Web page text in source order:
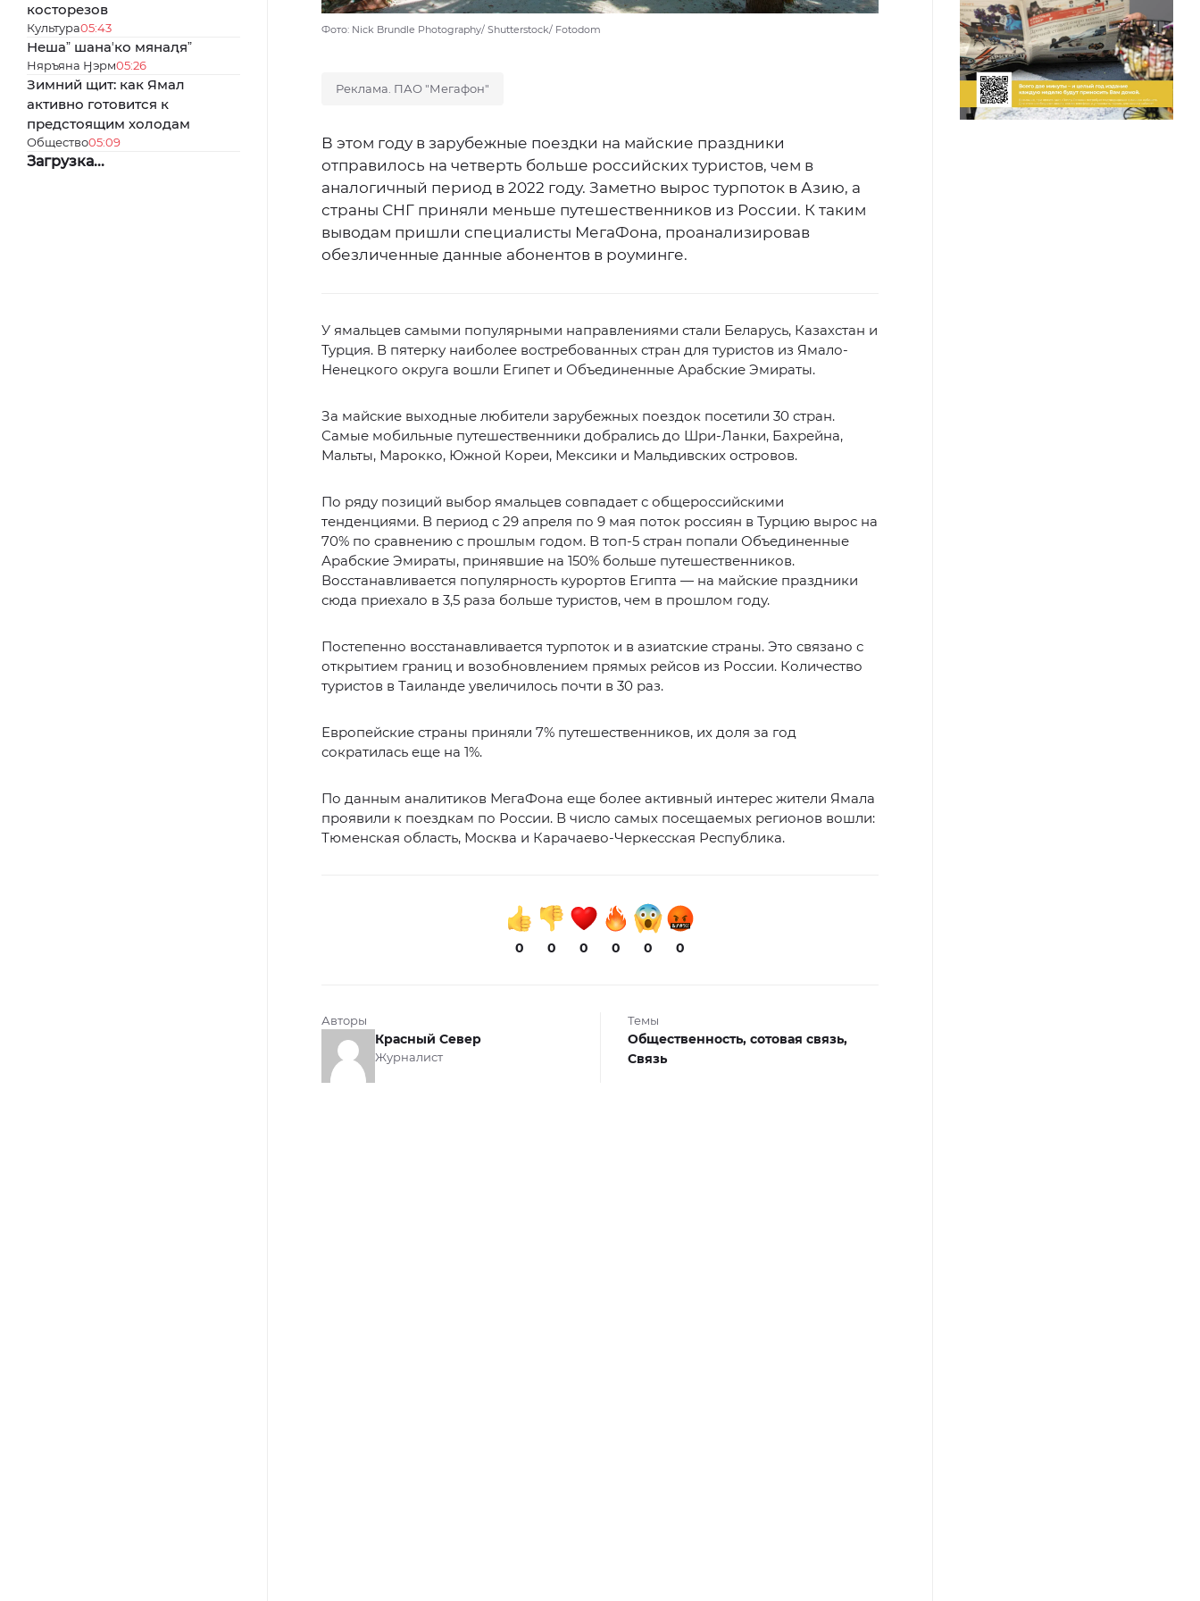
косторезов
Культура05:43
Нешаˮ шанаʼко мянаԯяˮ
Няръяна Ӈэрм05:26
Зимний щит: как Ямал
активно готовится к
предстоящим холодам
Общество05:09
Загрузка...
Фото: Nick Brundle Photography/ Shutterstock/ Fotodom
Реклама. ПАО "Мегафон"
В этом году в зарубежные поездки на майские праздники
отправилось на четверть больше российских туристов, чем в
аналогичный период в 2022 году. Заметно вырос турпоток в Азию, а
страны СНГ приняли меньше путешественников из России. К таким
выводам пришли специалисты МегаФона, проанализировав
обезличенные данные абонентов в роуминге.
У ямальцев самыми популярными направлениями стали Беларусь, Казахстан и
Турция. В пятерку наиболее востребованных стран для туристов из Ямало-
Ненецкого округа вошли Египет и Объединенные Арабские Эмираты.
За майские выходные любители зарубежных поездок посетили 30 стран.
Самые мобильные путешественники добрались до Шри-Ланки, Бахрейна,
Мальты, Марокко, Южной Кореи, Мексики и Мальдивских островов.
По ряду позиций выбор ямальцев совпадает с общероссийскими
тенденциями. В период с 29 апреля по 9 мая поток россиян в Турцию вырос на
70% по сравнению с прошлым годом. В топ-5 стран попали Объединенные
Арабские Эмираты, принявшие на 150% больше путешественников.
Восстанавливается популярность курортов Египта — на майские праздники
сюда приехало в 3,5 раза больше туристов, чем в прошлом году.
Постепенно восстанавливается турпоток и в азиатские страны. Это связано с
открытием границ и возобновлением прямых рейсов из России. Количество
туристов в Таиланде увеличилось почти в 30 раз.
Европейские страны приняли 7% путешественников, их доля за год
сократилась еще на 1%.
По данным аналитиков МегаФона еще более активный интерес жители Ямала
проявили к поездкам по России. В число самых посещаемых регионов вошли:
Тюменская область, Москва и Карачаево-Черкесская Республика.
0 0 0 0 0 0
Авторы
Красный Север
Журналист
Темы
Общественность, сотовая связь,
Связь